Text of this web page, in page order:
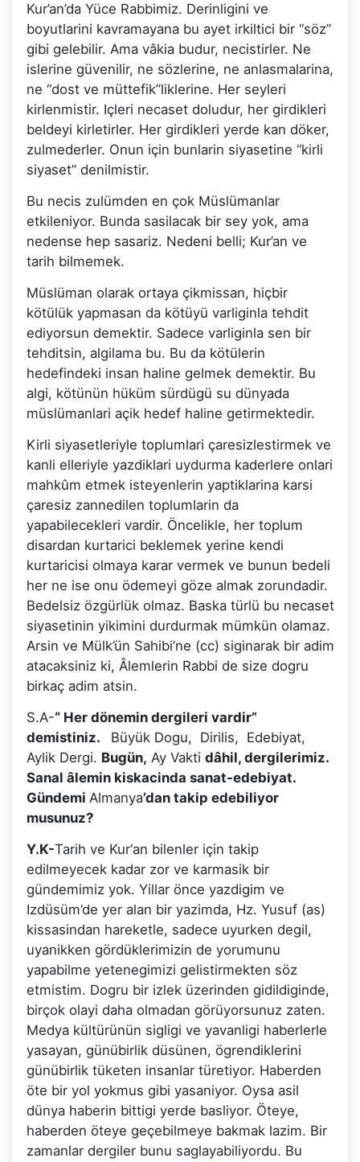
Kur’an’da Yüce Rabbimiz. Derinligini ve
boyutlarini kavramayana bu ayet irkiltici bir “söz”
gibi gelebilir. Ama vâkia budur, necistirler. Ne
islerine güvenilir, ne sözlerine, ne anlasmalarina,
ne “dost ve müttefik”liklerine. Her seyleri
kirlenmistir. Içleri necaset doludur, her girdikleri
beldeyi kirletirler. Her girdikleri yerde kan döker,
zulmederler. Onun için bunlarin siyasetine “kirli
siyaset” denilmistir.
Bu necis zulümden en çok Müslümanlar
etkileniyor. Bunda sasilacak bir sey yok, ama
nedense hep sasariz. Nedeni belli; Kur’an ve
tarih bilmemek.
Müslüman olarak ortaya çikmissan, hiçbir
kötülük yapmasan da kötüyü varliginla tehdit
ediyorsun demektir. Sadece varliginla sen bir
tehditsin, algilama bu. Bu da kötülerin
hedefindeki insan haline gelmek demektir. Bu
algi, kötünün hüküm sürdügü su dünyada
müslümanlari açik hedef haline getirmektedir.
Kirli siyasetleriyle toplumlari çaresizlestirmek ve
kanli elleriyle yazdiklari uydurma kaderlere onlari
mahkûm etmek isteyenlerin yaptiklarina karsi
çaresiz zannedilen toplumlarin da
yapabilecekleri vardir. Öncelikle, her toplum
disardan kurtarici beklemek yerine kendi
kurtaricisi olmaya karar vermek ve bunun bedeli
her ne ise onu ödemeyi göze almak zorundadir.
Bedelsiz özgürlük olmaz. Baska türlü bu necaset
siyasetinin yikimini durdurmak mümkün olamaz.
Arsin ve Mülk’ün Sahibi’ne (cc) siginarak bir adim
atacaksiniz ki, Âlemlerin Rabbi de size dogru
birkaç adim atsin.
S.A-“ Her dönemin dergileri vardir”
demistiniz.
Büyük Dogu, Dirilis, Edebiyat,
Aylik Dergi. Bugün, Ay Vakti dâhil, dergilerimiz.
Sanal âlemin kiskacinda sanat-edebiyat.
Gündemi Almanya’dan takip edebiliyor
musunuz?
Y.K-Tarih ve Kur‘an bilenler için takip
edilmeyecek kadar zor ve karmasik bir
gündemimiz yok. Yillar önce yazdigim ve
Izdüsüm’de yer alan bir yazimda, Hz. Yusuf (as)
kissasindan hareketle, sadece uyurken degil,
uyanikken gördüklerimizin de yorumunu
yapabilme yetenegimizi gelistirmekten söz
etmistim. Dogru bir izlek üzerinden gidildiginde,
birçok olayi daha olmadan görüyorsunuz zaten.
Medya kültürünün sigligi ve yavanligi haberlerle
yasayan, günübirlik düsünen, ögrendiklerini
günübirlik tüketen insanlar türetiyor. Haberden
öte bir yol yokmus gibi yasaniyor. Oysa asil
dünya haberin bittigi yerde basliyor. Öteye,
haberden öteye geçebilmeye bakmak lazim. Bir
zamanlar dergiler bunu saglayabiliyordu. Bu